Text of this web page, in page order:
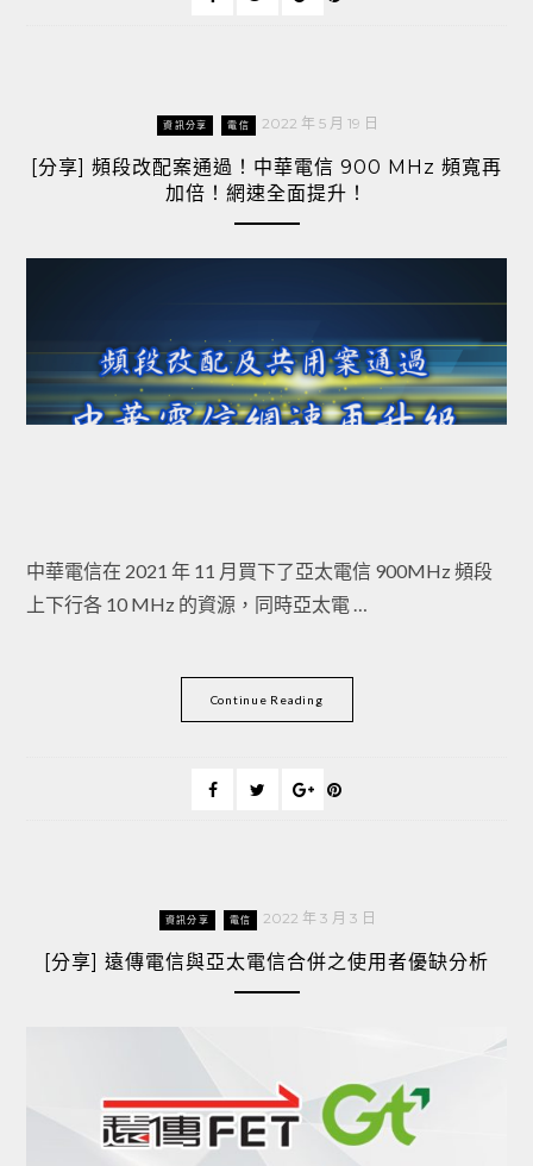
資訊分享 電信 2022 年 5 月 19 日
[分享] 頻段改配案通過！中華電信 900 MHz 頻寬再
加倍！網速全面提升！
中華電信在 2021 年 11 月買下了亞太電信 900MHz 頻段
上下行各 10 MHz 的資源，同時亞太電 …
Continue Reading
資訊分享 電信 2022 年 3 月 3 日
[分享] 遠傳電信與亞太電信合併之使用者優缺分析